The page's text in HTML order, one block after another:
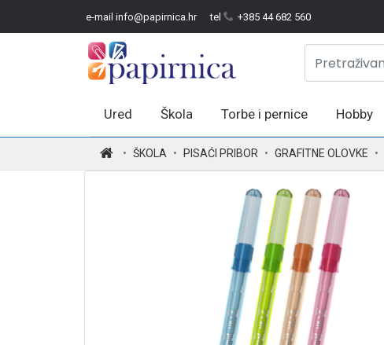
e-mail info@papirnica.hr tel +385 44 682 560
Ured Škola Torbe i pernice Hobby
ŠKOLA PISAĆI PRIBOR GRAFITNE OLOVKE